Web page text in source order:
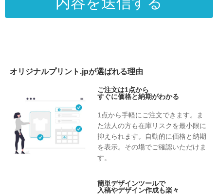
への連絡を含む）
・当社サービスの実施・運営のため
当社はご本人様の個人情報を、以下の通り決済代行会社に
委託することがあります。
当社は、上記「個人情報の利用目的」に掲げる利用目的の
達成に必要な範囲内で、個人情報を会員費用決済代行事業
者に委託いたします。
・委託する個人情報の項目
ご本人様が「入力フォーム」で入力いただいた項目のうち
クレジットカードに関する情報
することにより送信されます。
オリジナルプリント.jpが選ばれる理由
ご注文は1点から
すぐに価格と納期がわかる
1点から手軽にご注文できます。ま
た法人の方も在庫リスクを最小限に
抑えられます。自動的に価格と納期
を表示。その場でご確認いただけま
す。
簡単デザインツールで
入稿やデザイン作成も楽々